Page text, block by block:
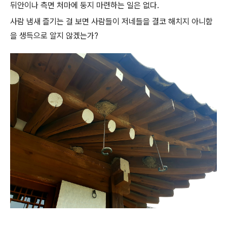
뒤안이나 측면 처마에 둥지 마련하는 일은 없다.
사람 냄새 즐기는 걸 보면 사람들이 저네들을 결코 해치지 아니함
을 생득으로 알지 않겠는가?